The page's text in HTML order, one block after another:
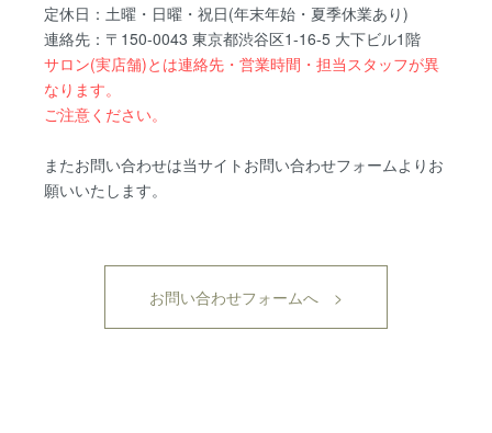
定休日：土曜・日曜・祝日(年末年始・夏季休業あり)
連絡先：〒150-0043 東京都渋谷区1-16-5 大下ビル1階
サロン(実店舗)とは連絡先・営業時間・担当スタッフが異
なります。
ご注意ください。
またお問い合わせは当サイトお問い合わせフォームよりお
願いいたします。
お問い合わせフォームへ >